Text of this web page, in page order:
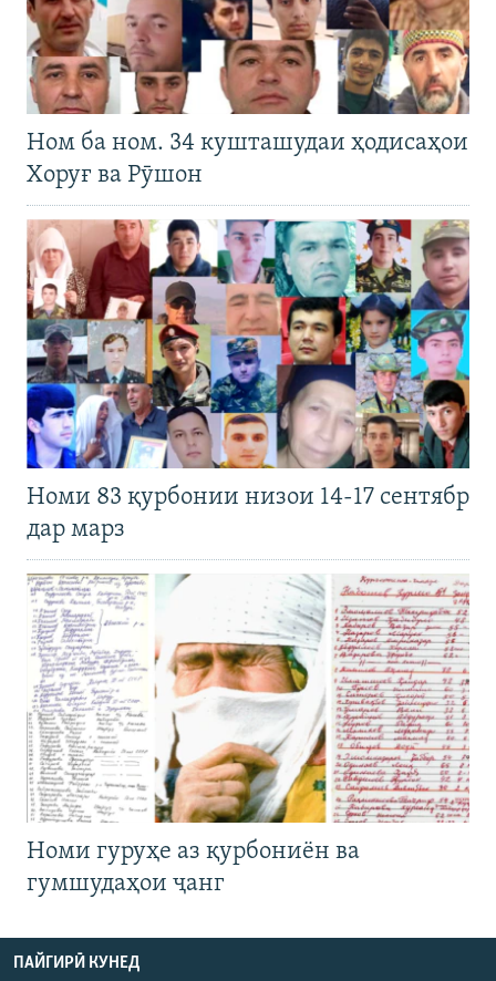
Ном ба ном. 34 кушташудаи ҳодисаҳои
Хоруғ ва Рӯшон
Номи 83 қурбонии низои 14-17 сентябр
дар марз
Номи гуруҳе аз қурбониён ва
гумшудаҳои ҷанг
ПАЙГИРӢ КУНЕД